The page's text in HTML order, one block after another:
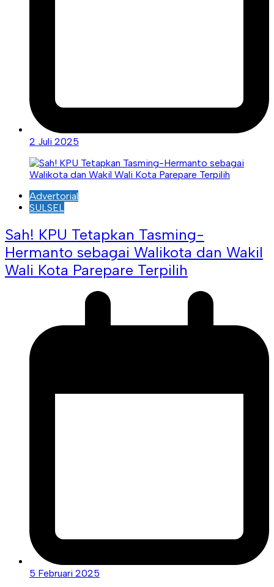
2 Juli 2025
Advertorial
SULSEL
Sah! KPU Tetapkan Tasming-
Hermanto sebagai Walikota dan Wakil
Wali Kota Parepare Terpilih
5 Februari 2025